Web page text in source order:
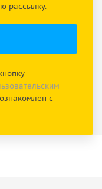
рассылку.
с